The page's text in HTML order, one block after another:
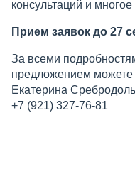
консультаций и многое
Прием заявок до 27
За всеми
предложением можете
Екатерина
+7 (921) 327-76-81